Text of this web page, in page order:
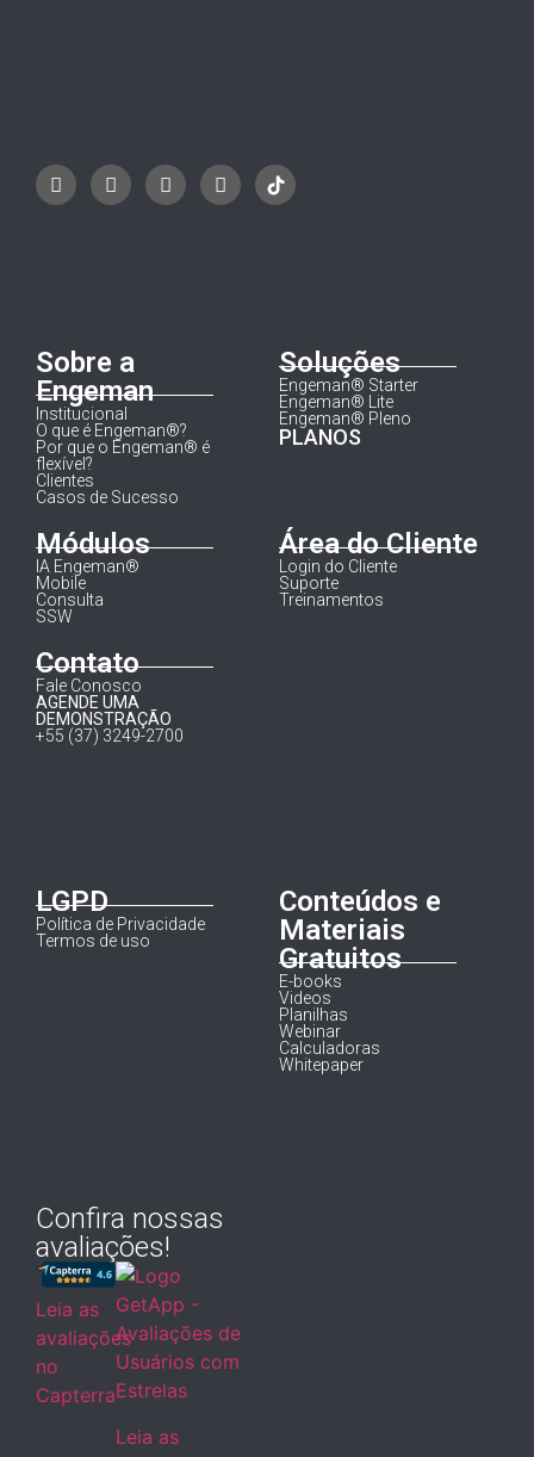
Sobre a
Engeman
Institucional
O que é Engeman®?
Por que o Engeman® é
flexível?
Clientes
Casos de Sucesso
Soluções
Engeman® Starter
Engeman® Lite
Engeman® Pleno
PLANOS
Módulos
IA Engeman®
Mobile
Consulta
SSW
Área do Cliente
Login do Cliente
Suporte
Treinamentos
Contato
Fale Conosco
AGENDE UMA
DEMONSTRAÇÃO
+55 (37) 3249-2700
LGPD
Política de Privacidade
Termos de uso
Conteúdos e
Materiais
Gratuitos
E-books
Videos
Planilhas
Webinar
Calculadoras
Whitepaper
Confira nossas
avaliações!
Leia as
avaliações
no
Capterra
Leia as